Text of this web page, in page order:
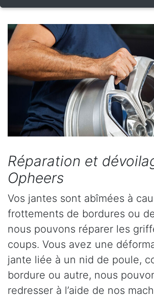
Réparation et
Opheers
Vos jantes sont abîmées à
frottements de bordures ou
nous pouvons réparer les
coups. Vous avez une
jante liée à un nid de poule,
bordure ou autre, nous
redresser à l’aide de nos